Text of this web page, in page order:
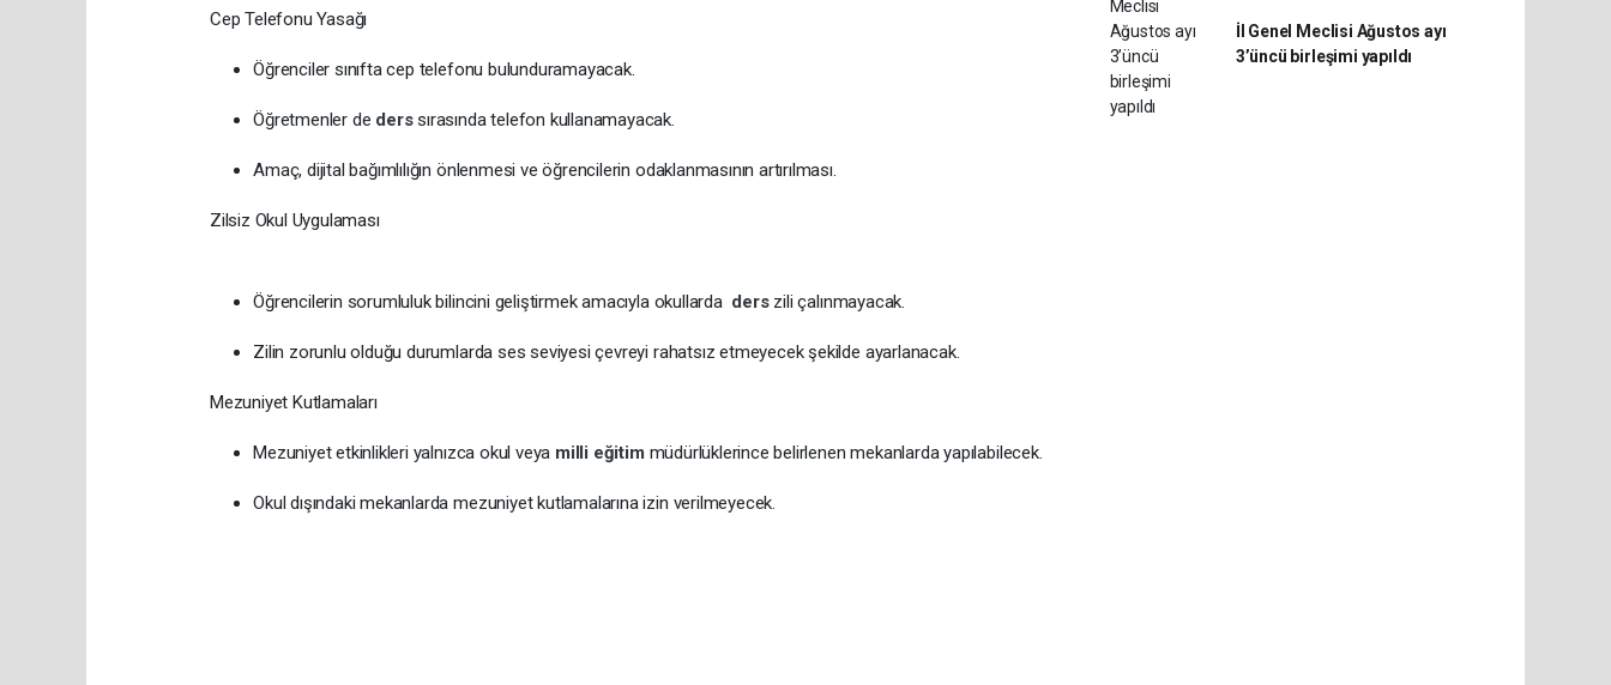
Cep Telefonu Yasağı
Öğrenciler sınıfta cep telefonu bulunduramayacak.
Öğretmenler de derssırasında telefon kullanamayacak.
Amaç, dijital bağımlılığın önlenmesi ve öğrencilerin odaklanmasının artırılması.
Zilsiz Okul Uygulaması
Öğrencilerin sorumluluk bilincini geliştirmek amacıyla okullarda ders zili çalınmayacak.
Zilin zorunlu olduğu durumlarda ses seviyesi çevreyi rahatsız etmeyecek şekilde ayarlanacak.
Mezuniyet Kutlamaları
Mezuniyet etkinlikleri yalnızca okul veya milli eğitim müdürlüklerince belirlenen mekanlarda yapılabilecek.
Okul dışındaki mekanlarda mezuniyet kutlamalarına izin verilmeyecek.
İl Genel Meclisi Ağustos ayı
3’üncü birleşimi yapıldı